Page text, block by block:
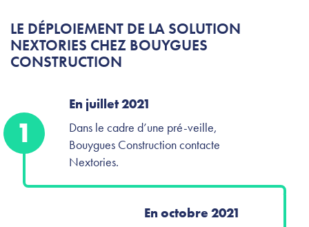
LE DÉPLOIEMENT DE LA SOLUTION
NEXTORIES CHEZ BOUYGUES
CONSTRUCTION
1
En juillet 2021
Dans le cadre d’une pré-veille,
Bouygues Construction contacte
Nextories.
En octobre 2021